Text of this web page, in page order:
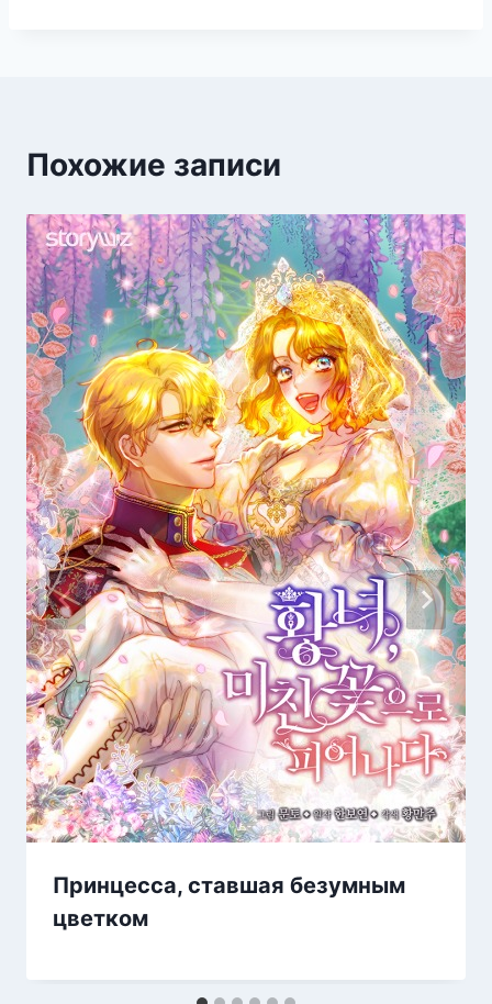
Похожие записи
Принцесса, ставшая безумным
цветком